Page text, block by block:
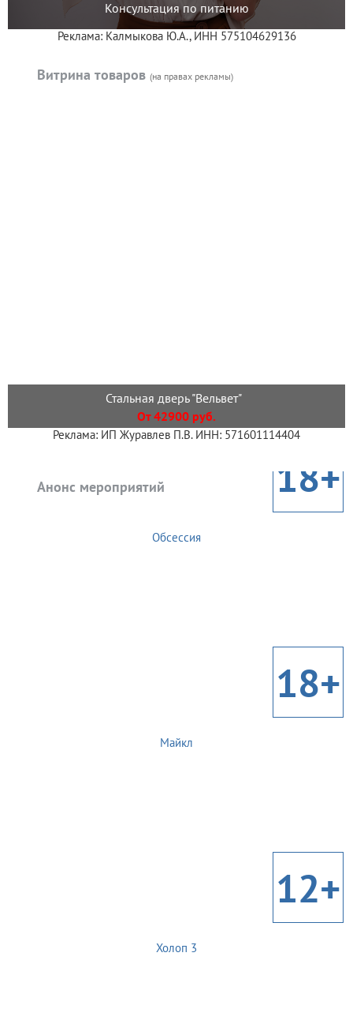
Консультация по питанию
Реклама: Калмыкова Ю.А., ИНН 575104629136
Витрина товаров (на правах рекламы)
Стальная дверь "Вельвет"
От 42900 руб.
Реклама: ИП Журавлев П.В. ИНН: 571601114404
Анонс мероприятий 18+
Обсессия
18+
Майкл
12+
Холоп 3